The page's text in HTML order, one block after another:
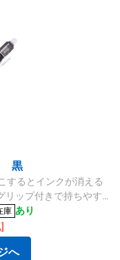
黒
するとインクが消える
リップ付きで持ちやす
庫 あり
へ